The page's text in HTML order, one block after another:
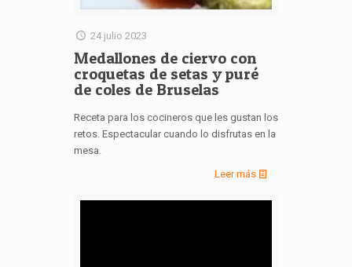
24 julio 2023
Medallones de ciervo con
croquetas de setas y puré
de coles de Bruselas
Receta para los cocineros que les gustan los
retos. Espectacular cuando lo disfrutas en la
mesa.
Leer más